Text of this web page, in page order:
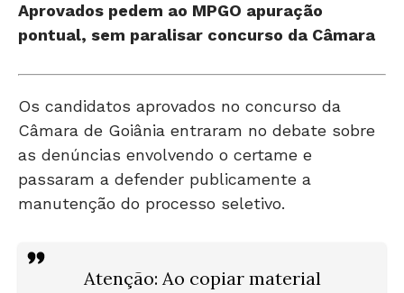
Aprovados pedem ao MPGO apuração
pontual, sem paralisar concurso da Câmara
Os candidatos aprovados no concurso da
Câmara de Goiânia entraram no debate sobre
as denúncias envolvendo o certame e
passaram a defender publicamente a
manutenção do processo seletivo.
Atenção: Ao copiar material